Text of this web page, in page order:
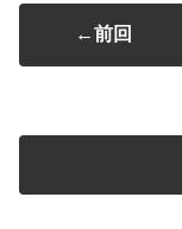
←前回